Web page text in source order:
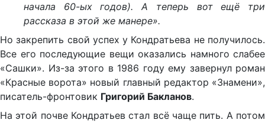
начала 60-ых годов). А теперь вот ещё три
рассказа в этой же манере».
Но закрепить свой успех у Кондратьева не получилось.
Все его последующие вещи оказались намного слабее
«Сашки». Из-за этого в 1986 году ему завернул роман
«Красные ворота» новый главный редактор «Знамени»,
писатель-фронтовик Григорий Бакланов.
На этой почве Кондратьев стал всё чаще пить. А потом